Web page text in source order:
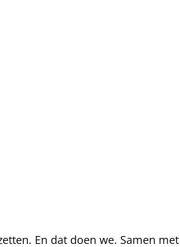
En dat doen we. Samen